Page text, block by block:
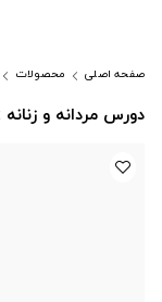
صفحه اصلی محصولات
دورس مردانه و زنانه Rainbow Six طرح Glaz